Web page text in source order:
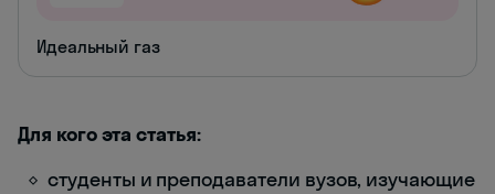
Идеальный газ
Для кого эта статья:
студенты и преподаватели вузов, изучающие